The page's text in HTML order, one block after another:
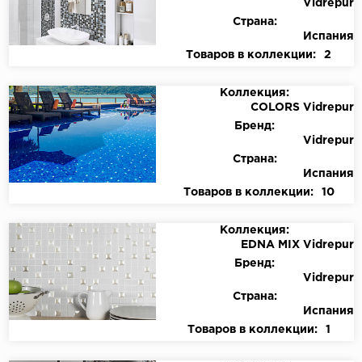
Vidrepur
Страна:
Испания
Товаров в коллекции:
2
Коллекция:
COLORS Vidrepur
Бренд:
Vidrepur
Страна:
Испания
Товаров в коллекции:
10
Коллекция:
EDNA MIX Vidrepur
Бренд:
Vidrepur
Страна:
Испания
Товаров в коллекции:
1